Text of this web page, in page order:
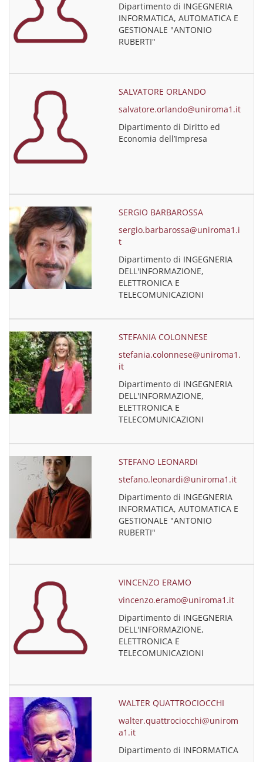
Dipartimento di INGEGNERIA
INFORMATICA, AUTOMATICA E
GESTIONALE "ANTONIO
RUBERTI"
SALVATORE ORLANDO
salvatore.orlando@uniroma1.it
Dipartimento di Diritto ed
Economia dell’Impresa
SERGIO BARBAROSSA
sergio.barbarossa@uniroma1.i
t
Dipartimento di INGEGNERIA
DELL'INFORMAZIONE,
ELETTRONICA E
TELECOMUNICAZIONI
STEFANIA COLONNESE
stefania.colonnese@uniroma1.
it
Dipartimento di INGEGNERIA
DELL'INFORMAZIONE,
ELETTRONICA E
TELECOMUNICAZIONI
STEFANO LEONARDI
stefano.leonardi@uniroma1.it
Dipartimento di INGEGNERIA
INFORMATICA, AUTOMATICA E
GESTIONALE "ANTONIO
RUBERTI"
VINCENZO ERAMO
vincenzo.eramo@uniroma1.it
Dipartimento di INGEGNERIA
DELL'INFORMAZIONE,
ELETTRONICA E
TELECOMUNICAZIONI
WALTER QUATTROCIOCCHI
walter.quattrociocchi@unirom
a1.it
Dipartimento di INFORMATICA